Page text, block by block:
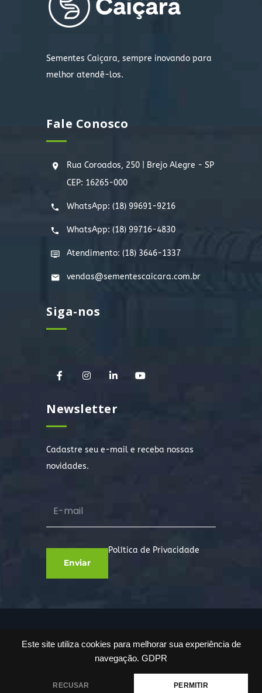
Este site utiliza cookies para melhorar sua experiência de
navegação. GDPR
RECUSAR PERMITIR
Sementes Caiçara, sempre inovando para
melhor atendê-los.
Fale Conosco
Rua Coroados, 250 | Brejo Alegre - SP
CEP: 16265-000
WhatsApp: (18) 99691-9216
WhatsApp: (18) 99716-4830
Atendimento: (18) 3646-1337
vendas@sementescaicara.com.br
Siga-nos
Newsletter
Cadastre seu e-mail e receba nossas
novidades.
Política de Privacidade
reservados.